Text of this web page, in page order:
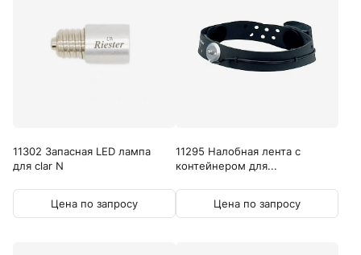
11302 Запасная LED лампа
для clar N
Цена по запросу
11295 Налобная лента с
контейнером для...
Цена по запросу